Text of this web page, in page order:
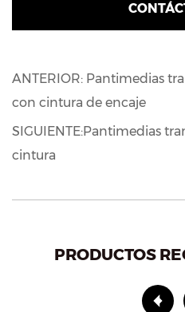
ANTERIOR: Pantimedias
con cintura de encaje
SIGUIENTE:Pantimedias
cintura
PRODUCTOS